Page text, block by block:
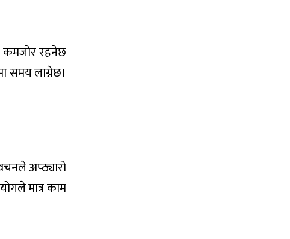
कमजाेर रहनेछ
समय लाग्नेछ।
अप्ठ्यारो
मात्र काम